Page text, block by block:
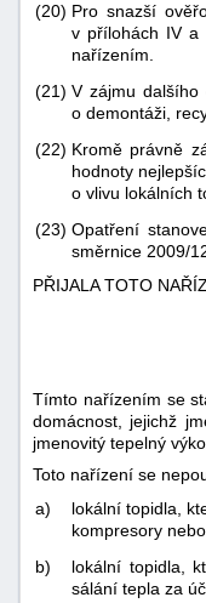
(20) Pro snazší
v přílohách IV a
nařízením.
(21) V zájmu dalšího
o demontáži,
(22) Kromě právně
hodnoty
o vlivu lokálních
(23) Opatření
směrnice 2009/
PŘIJALA TOTO
Tímto nařízením se
domácnost, jejichž
jmenovitý tepelný
Toto nařízení se
a)
lokální topidla,
kompresory
b)
lokální topidla,
sálání tepla za